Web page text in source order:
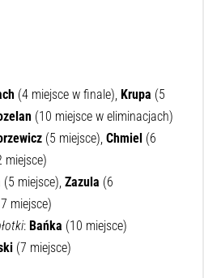
(4 miejsce w finale), Krupa (5
(10 miejsce w eliminacjach)
(5 miejsce), Chmiel (6
miejsce)
(5 miejsce), Zazula (6
miejsce)
: Bańka (10 miejsce)
(7 miejsce)